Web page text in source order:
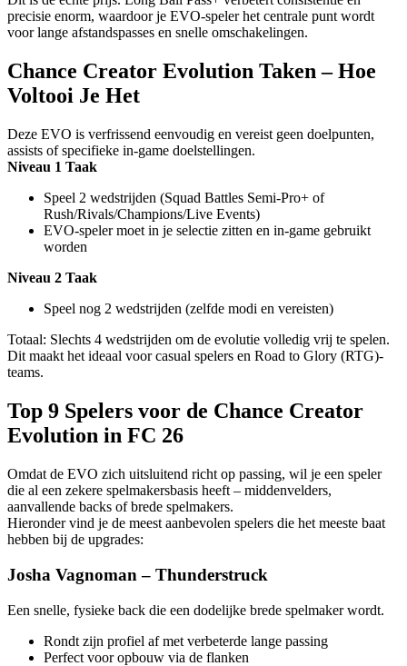
precisie enorm, waardoor je EVO-speler het centrale punt wordt
voor lange afstandspasses en snelle omschakelingen.
Chance Creator Evolution Taken – Hoe
Voltooi Je Het
Deze EVO is verfrissend eenvoudig en vereist geen doelpunten,
assists of specifieke in-game doelstellingen.
Niveau 1 Taak
Speel 2 wedstrijden (Squad Battles Semi-Pro+ of
Rush/Rivals/Champions/Live Events)
EVO-speler moet in je selectie zitten en in-game gebruikt
worden
Niveau 2 Taak
Speel nog 2 wedstrijden (zelfde modi en vereisten)
Totaal: Slechts 4 wedstrijden om de evolutie volledig vrij te spelen.
Dit maakt het ideaal voor casual spelers en Road to Glory (RTG)-
teams.
Top 9 Spelers voor de Chance Creator
Evolution in FC 26
Omdat de EVO zich uitsluitend richt op passing, wil je een speler
die al een zekere spelmakersbasis heeft – middenvelders,
aanvallende backs of brede spelmakers.
Hieronder vind je de meest aanbevolen spelers die het meeste baat
hebben bij de upgrades:
Josha Vagnoman – Thunderstruck
Een snelle, fysieke back die een dodelijke brede spelmaker wordt.
Rondt zijn profiel af met verbeterde lange passing
Perfect voor opbouw via de flanken